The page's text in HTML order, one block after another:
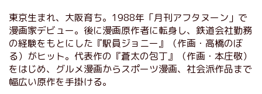
東京生まれ、大阪育ち。1988年「月刊アフタヌーン」で
漫画家デビュー。後に漫画原作者に転身し、鉄道会社勤務
の経験をもとにした『駅員ジョニー』（作画・高橋のぼ
る）がヒット。代表作の『蒼太の包丁』（作画・本庄敬）
をはじめ、グルメ漫画からスポーツ漫画、社会派作品まで
幅広い原作を手掛ける。